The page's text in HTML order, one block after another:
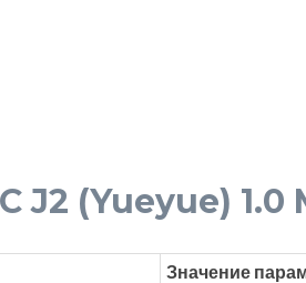
J2 (Yueyue) 1.0
Значение